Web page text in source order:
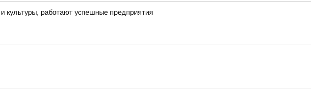
культуры, работают успешные предприятия